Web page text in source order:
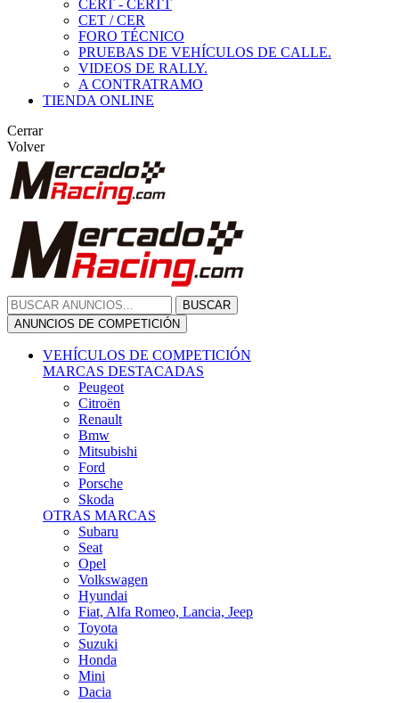
CERT - CERTT
CET / CER
FORO TÉCNICO
PRUEBAS DE VEHÍCULOS DE CALLE.
VIDEOS DE RALLY.
A CONTRATRAMO
TIENDA ONLINE
Cerrar
Volver
BUSCAR
ANUNCIOS DE COMPETICIÓN
VEHÍCULOS DE COMPETICIÓN
MARCAS DESTACADAS
Peugeot
Citroën
Renault
Bmw
Mitsubishi
Ford
Porsche
Skoda
OTRAS MARCAS
Subaru
Seat
Opel
Volkswagen
Hyundai
Fiat, Alfa Romeo, Lancia, Jeep
Toyota
Suzuki
Honda
Mini
Dacia